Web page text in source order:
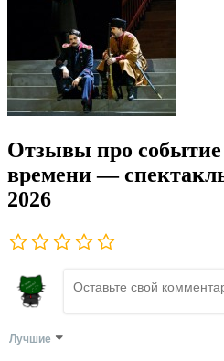
Отзывы про событие
времени —
2026
Лучшие